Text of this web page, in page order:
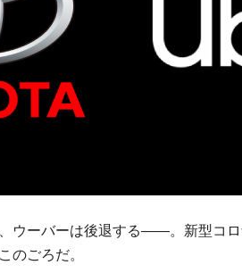
ウーバーは後退する——。新型コロ
のごろだ。